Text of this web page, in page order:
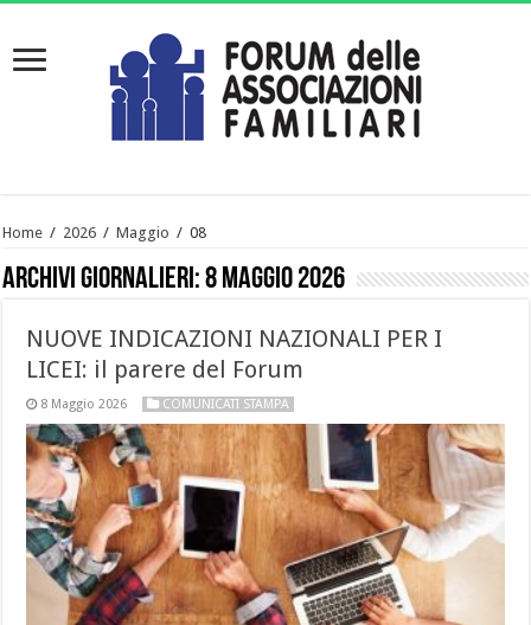
Home / 2026 / Maggio / 08
Archivi giornalieri:8 Maggio 2026
NUOVE INDICAZIONI NAZIONALI PER I
LICEI: il parere del Forum
8 Maggio 2026 COMUNICATI STAMPA